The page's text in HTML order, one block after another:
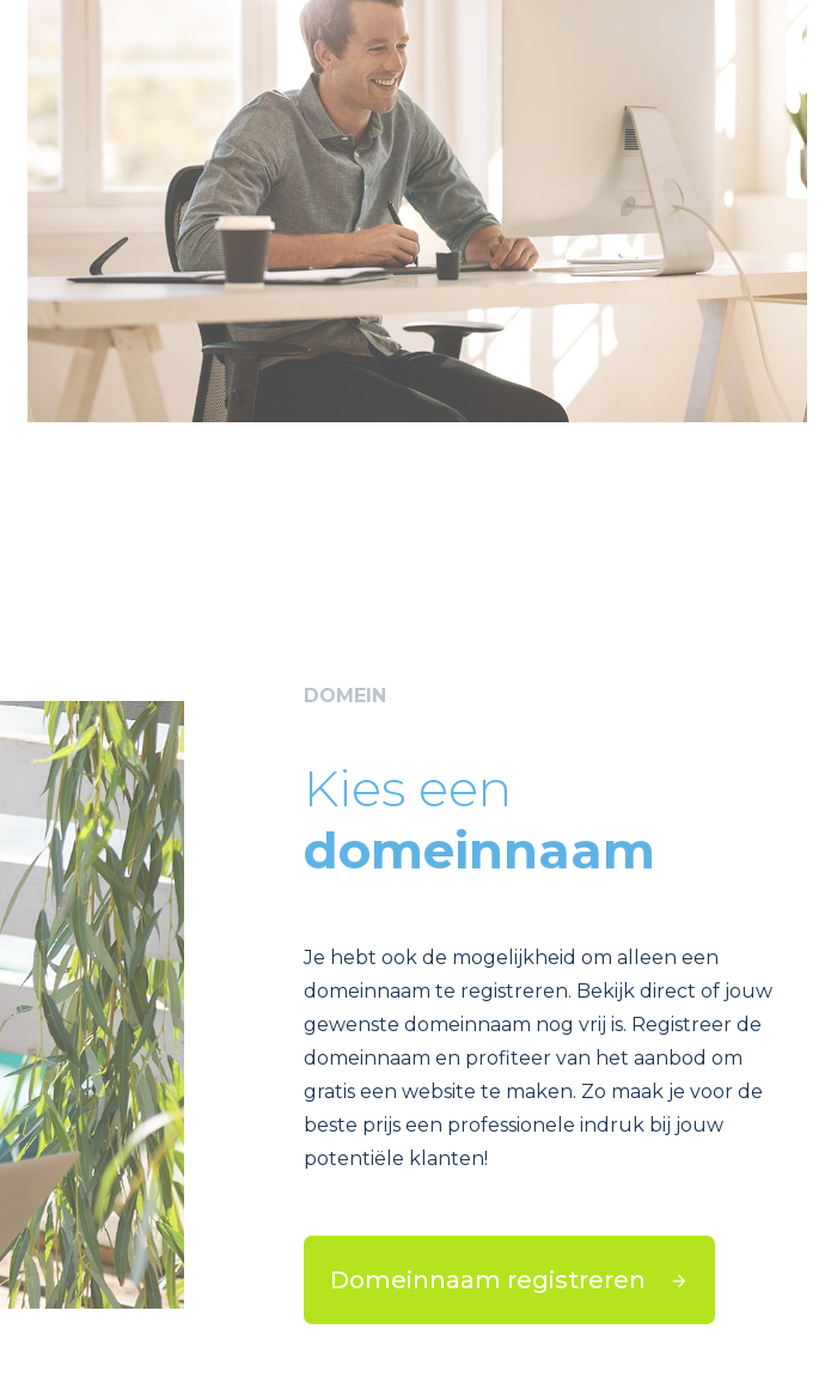
DOMEIN
Kies een
domeinnaam
Je hebt ook de mogelijkheid om alleen een
domeinnaam te registreren. Bekijk direct of jouw
gewenste domeinnaam nog vrij is. Registreer de
domeinnaam en profiteer van het aanbod om
gratis een website te maken. Zo maak je voor de
beste prijs een professionele indruk bij jouw
potentiële klanten!
Domeinnaam registreren